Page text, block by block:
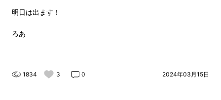
明日は出ます！
ろあ
1834 3 0 2024年03月15日